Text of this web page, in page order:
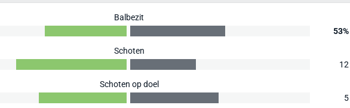
Balbezit
53%
Schoten
12
Schoten op doel
5